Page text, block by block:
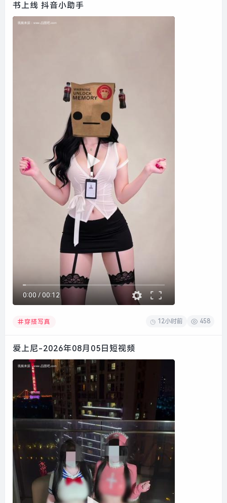
书上线 抖音小助手
0:00 / 00:12
穿搭写真 12小时前 458
爱上尼-2026年08月05日短视频